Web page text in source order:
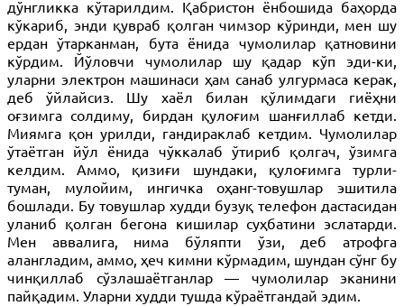
дўнгликка кўтарилдим. Қабристон ёнбошида баҳорда
кўкариб, энди қувраб қолган чимзор кўринди, мен шу
ердан ўтарканман, бута ёнида чумолилар қатновини
кўрдим. Йўловчи чумолилар шу қадар кўп эди-ки,
уларни электрон машинаси ҳам санаб улгурмаса керак,
деб ўйлайсиз. Шу хаёл билан қўлимдаги гиёҳни
оғзимга солдиму, бирдан қулоғим шанғиллаб кетди.
Миямга қон урилди, гандираклаб кетдим. Чумолилар
ўтаётган йўл ёнида чўккалаб ўтириб қолгач, ўзимга
келдим. Аммо, қизиғи шундаки, қулоғимга турли-
туман, мулойим, ингичка оҳанг-товушлар эшитила
бошлади. Бу товушлар худди бузуқ телефон дастасидан
уланиб қолган бегона кишилар суҳбатини эслатарди.
Мен аввалига, нима бўляпти ўзи, деб атрофга
алангладим, аммо, ҳеч кимни кўрмадим, шундан сўнг бу
чинқиллаб сўзлашаётганлар — чумолилар эканини
пайқадим. Уларни худди тушда кўраётгандай эдим.